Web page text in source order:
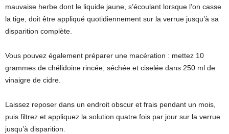
mauvaise herbe dont le liquide jaune, s’écoulant lorsque l’on casse
la tige, doit être appliqué quotidiennement sur la verrue jusqu’à sa
disparition complète.
Vous pouvez également préparer une macération : mettez 10
grammes de chélidoine rincée, séchée et ciselée dans 250 ml de
vinaigre de cidre.
Laissez reposer dans un endroit obscur et frais pendant un mois,
puis filtrez et appliquez la solution quatre fois par jour sur la verrue
jusqu’à disparition.